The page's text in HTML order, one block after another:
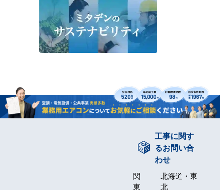
工事に関す
るお問い合
わせ
関
東
北海道・東
北